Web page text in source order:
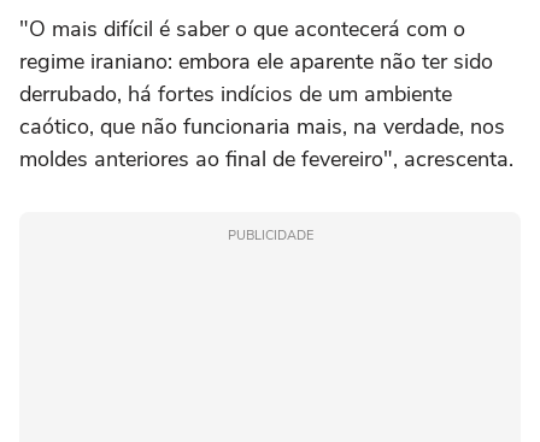
"O mais difícil é saber o que acontecerá com o
regime iraniano: embora ele aparente não ter sido
derrubado, há fortes indícios de um ambiente
caótico, que não funcionaria mais, na verdade, nos
moldes anteriores ao final de fevereiro", acrescenta.
PUBLICIDADE